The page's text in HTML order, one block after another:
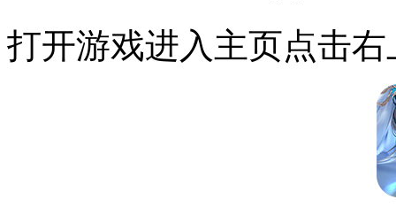
打开游戏进入主页点击